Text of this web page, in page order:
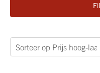
Verfijn je zoekopdracht